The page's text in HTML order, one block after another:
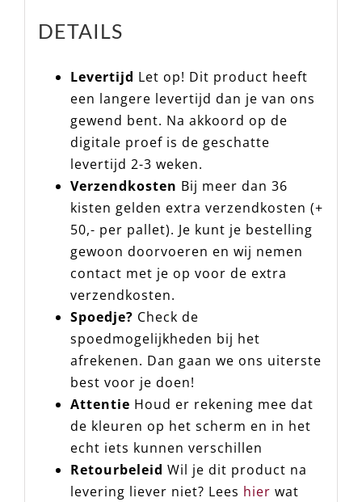
DETAILS
Levertijd Let op! Dit product heeft
een langere levertijd dan je van ons
gewend bent. Na akkoord op de
digitale proef is de geschatte
levertijd 2-3 weken.
Verzendkosten Bij meer dan 36
kisten gelden extra verzendkosten (+
50,- per pallet). Je kunt je bestelling
gewoon doorvoeren en wij nemen
contact met je op voor de extra
verzendkosten.
Spoedje? Check de
spoedmogelijkheden bij het
afrekenen. Dan gaan we ons uiterste
best voor je doen!
Attentie Houd er rekening mee dat
de kleuren op het scherm en in het
echt iets kunnen verschillen
Retourbeleid Wil je dit product na
levering liever niet? Lees hier wat